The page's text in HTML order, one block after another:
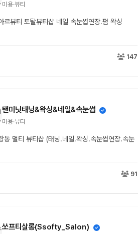
미용·뷰티
르뷰티 토탈뷰티샵 네일 속눈썹연장.펌 왁싱
147
탠미닛태닝&왁싱&네일&속눈썹
미용·뷰티
동 멀티 뷰티샵 (태닝.네일.왁싱.속눈썹연장.속눈
91
쏘프티살롱(Ssofty_Salon)